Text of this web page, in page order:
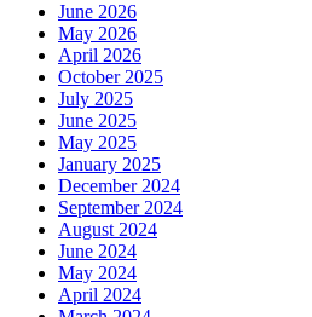
June 2026
May 2026
April 2026
October 2025
July 2025
June 2025
May 2025
January 2025
December 2024
September 2024
August 2024
June 2024
May 2024
April 2024